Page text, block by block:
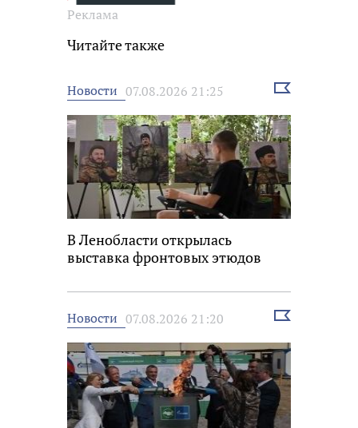
Реклама
Читайте также
Новости 07.08.2026 21:25
Выбрать
В Ленобласти открылась
выставка фронтовых этюдов
Новости 07.08.2026 21:20
Выбрать